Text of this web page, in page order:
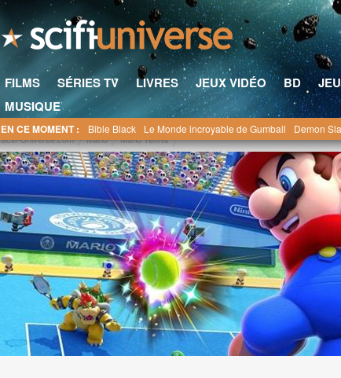
FILMS SÉRIES TV LIVRES JEUX VIDÉO BD
MUSIQUE
EN CE MOMENT : Bible Black Le Monde incroyable de Gumball Demon
Scifi-Universe.com Mario Mario Tennis